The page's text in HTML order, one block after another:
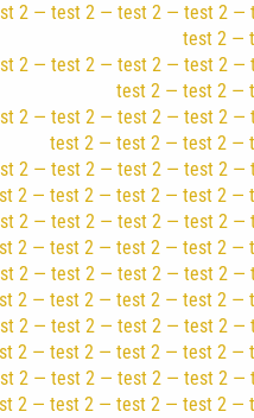
2 — test 2 — test 2 — test
test 2 —
2 — test 2 — test 2 — test
test 2 — test 2 —
2 — test 2 — test 2 — test
test 2 — test 2 — test 2 —
2 — test 2 — test 2 — test
2 — test 2 — test 2 — test 2 —
2 — test 2 — test 2 — test
2 — test 2 — test 2 — test 2
2 — test 2 — test 2 — test
2 — test 2 — test 2 — test 2
2 — test 2 — test 2 — test
2 — test 2 — test 2 — test 2
2 — test 2 — test 2 — test
2 — test 2 — test 2 — test 2